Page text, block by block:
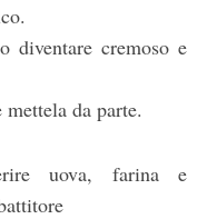
diventare cremoso e
da parte.
uova, farina e